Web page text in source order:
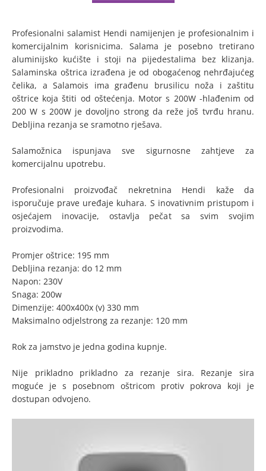
Profesionalni salamist Hendi namijenjen je profesionalnim i
komercijalnim korisnicima. Salama je posebno tretirano
aluminijsko kućište i stoji na pijedestalima bez klizanja.
Salaminska oštrica izrađena je od obogaćenog nehrđajućeg
čelika, a Salamois ima građenu brusilicu noža i zaštitu
oštrice koja štiti od oštećenja. Motor s 200W -hlađenim od
200 W s 200W je dovoljno strong da reže još tvrđu hranu.
Debljina rezanja se sramotno rješava.
Salamožnica ispunjava sve sigurnosne zahtjeve za
komercijalnu upotrebu.
Profesionalni proizvođač nekretnina Hendi kaže da
isporučuje prave uređaje kuhara. S inovativnim pristupom i
osjećajem inovacije, ostavlja pečat sa svim svojim
proizvodima.
Promjer oštrice: 195 mm
Debljina rezanja: do 12 mm
Napon: 230V
Snaga: 200w
Dimenzije: 400x400x (v) 330 mm
Maksimalno odjelstrong za rezanje: 120 mm
Rok za jamstvo je jedna godina kupnje.
Nije prikladno prikladno za rezanje sira. Rezanje sira
moguće je s posebnom oštricom protiv pokrova koji je
dostupan odvojeno.